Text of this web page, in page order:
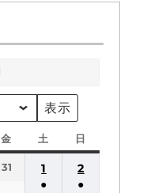
金
曜
土
曜
日
曜
31
1
●
2
●